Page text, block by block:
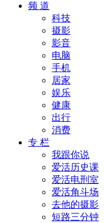
频 道
科技
摄影
影音
电脑
手机
居家
娱乐
健康
出行
消费
专 栏
我跟你说
爱活历史课
爱活电刑室
爱活角斗场
去他的摄影
短路三分钟